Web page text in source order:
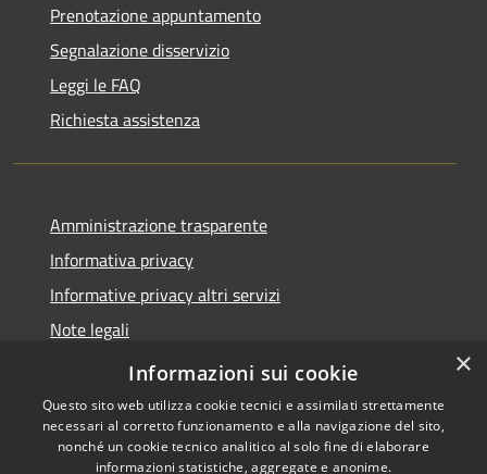
Prenotazione appuntamento
Segnalazione disservizio
Leggi le FAQ
Richiesta assistenza
Amministrazione trasparente
Informativa privacy
Informative privacy altri servizi
Note legali
Dichiarazione di accessibilità
×
Informazioni sui cookie
Questo sito web utilizza cookie tecnici e assimilati strettamente
necessari al corretto funzionamento e alla navigazione del sito,
nonché un cookie tecnico analitico al solo fine di elaborare
informazioni statistiche, aggregate e anonime.